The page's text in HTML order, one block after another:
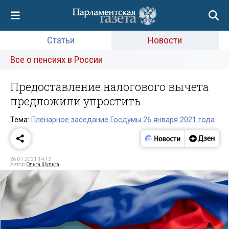
Статьи
Новости
Все о пенсиях в России
Предоставление налогового вычета
предложили упростить
Тема: Пленарное заседание Госдумы 26 января 2021 года
26.01.2021 14:12
Автор:Ольга Шульга